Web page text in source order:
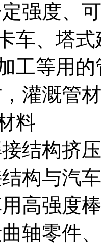
强度、
车、塔
工等用
灌溉管
料
结构挤
构与汽
高强度
轴零件